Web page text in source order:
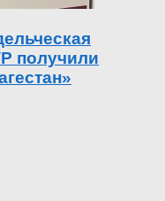
получили